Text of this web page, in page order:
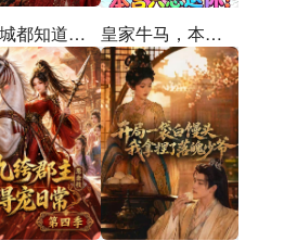
全京城都知道，那对父女是双坑了 皇家牛马，本宫只想退休